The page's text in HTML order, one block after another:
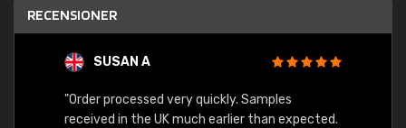
RECENSIONER
SUSAN A
"Order processed very quickly. Samples
received in the UK much earlier than expected.